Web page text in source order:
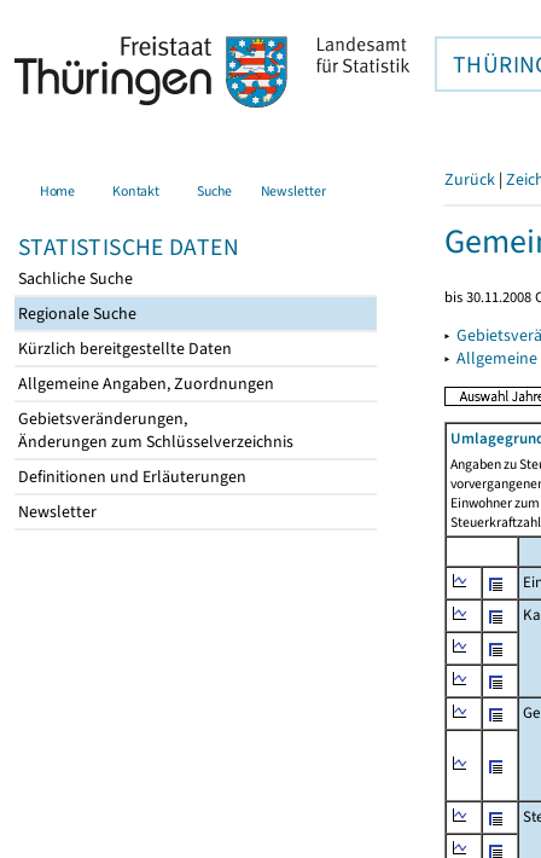
Home Kontakt Suche Newsletter
STATISTISCHE DATEN
Sachliche Suche
Regionale Suche
Kürzlich bereitgestellte Daten
Allgemeine Angaben, Zuordnungen
Gebietsveränderungen,
Änderungen zum Schlüsselverzeichnis
Definitionen und Erläuterungen
Newsletter
Zurück |
bis 30.11.2008
▸
▸
Angaben zu
Einwohner